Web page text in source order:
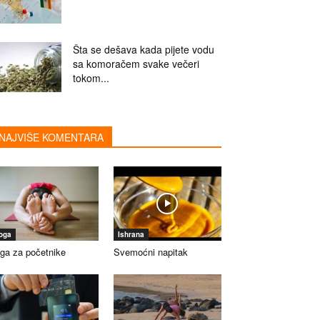
Šta se dešava kada pijete vodu
sa komoračem svake večeri
tokom...
KOMENTARA
za početnike
Ishrana
Svemoćni napitak